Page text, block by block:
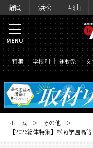
静岡 浜松 郡山
特集 学校別 運動系 文
MENU
ホーム
その他
【2026総体特集】松商学園高